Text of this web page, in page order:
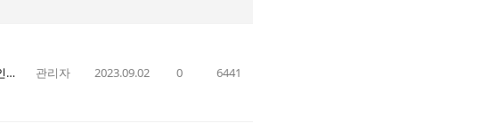
<기후위기 시대, 생태적 전환을 위한 저널리즘 스쿨> 기획자 인터뷰 관리자 2023.09.02 0 6441